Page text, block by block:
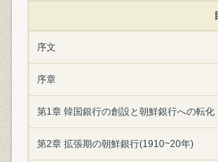
序文
序章
第1章 韓国銀行の創設と朝鮮銀行への転化
第2章 拡張期の朝鮮銀行(1910~20年)